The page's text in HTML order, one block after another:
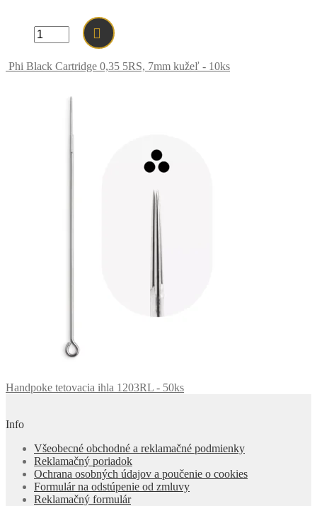
množstvo
Handpoke
ihla
Phi Black Cartridge 0,35 5RS, 7mm kužeľ - 10ks
Handpoke tetovacia ihla 1203RL - 50ks
Info
Všeobecné obchodné a reklamačné podmienky
Reklamačný poriadok
Ochrana osobných údajov a poučenie o cookies
Formulár na odstúpenie od zmluvy
Reklamačný formulár